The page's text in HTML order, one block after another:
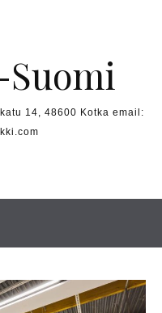
14, 48600 Kotka email: